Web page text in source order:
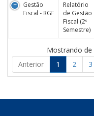
Gestão
Fiscal - RGF
Relatório
de Gestão
Fiscal (2º
Semestre)
Mostrando de
Anterior
1 2 3